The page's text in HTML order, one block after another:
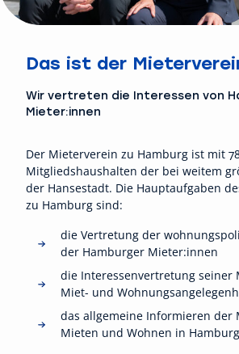
Das ist der
Wir vertreten die Interessen von
Mieter:innen
Der Mieterverein zu Hamburg ist mit
Mitgliedshaushalten der bei weitem
der Hansestadt. Die Hauptaufgaben
zu Hamburg sind:
die Vertretung der
der Hamburger Mieter:innen
die Interessenvertretung seiner
Miet- und
das allgemeine Informieren der
Mieten und Wohnen in Hamburg